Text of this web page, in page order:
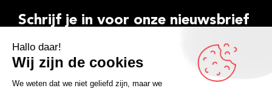
Schrijf je in voor onze nieuwsbrief
E-
mailadres